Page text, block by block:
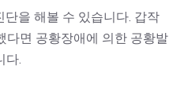
을 해볼 수 있습니다. 갑작
다면 공황장애에 의한 공황발
다.